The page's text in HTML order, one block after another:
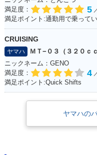
満足度：
5
CRUISING
ヤマハ
ＭＴ−０３（３２０ｃｃ
ニックネーム：GENO
満足度：
4
満足ポイント:Quick Shifts
ヤマハの